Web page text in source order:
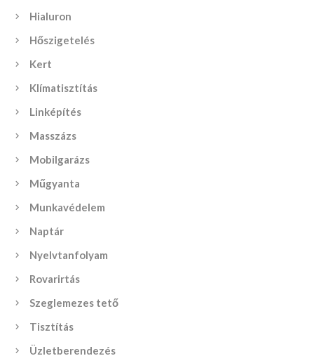
Hialuron
Hőszigetelés
Kert
Klímatisztítás
Linképítés
Masszázs
Mobilgarázs
Műgyanta
Munkavédelem
Naptár
Nyelvtanfolyam
Rovarirtás
Szeglemezes tető
Tisztítás
Üzletberendezés